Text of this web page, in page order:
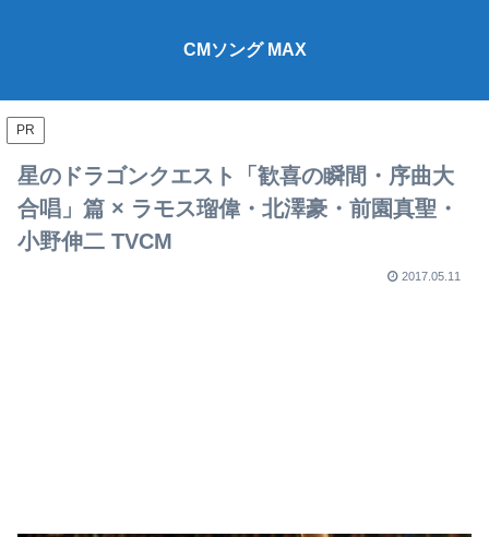
CMソング MAX
PR
星のドラゴンクエスト「歓喜の瞬間・序曲大
合唱」篇 × ラモス瑠偉・北澤豪・前園真聖・
小野伸二 TVCM
2017.05.11